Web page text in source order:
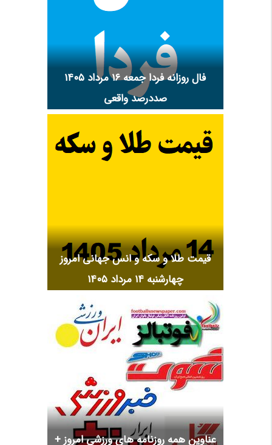
فال روزانه فردا جمعه ۱۶ مرداد ۱۴۰۵
صددرصد واقعی
قیمت طلا و سکه و انس جهانی امروز
چهارشنبه ۱۴ مرداد ۱۴۰۵
عناوین همه روزنامه های ورزشی امروز +